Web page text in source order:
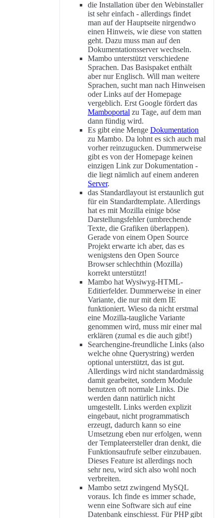
die Installation über den Webinstaller
ist sehr einfach - allerdings findet
man auf der Hauptseite nirgendwo
einen Hinweis, wie diese von statten
geht. Dazu muss man auf den
Dokumentationsserver wechseln.
Mambo unterstützt verschiedene
Sprachen. Das Basispaket enthält
aber nur Englisch. Will man weitere
Sprachen, sucht man nach Hinweisen
oder Links auf der Homepage
vergeblich. Erst Google fördert das
Mamboportal zu Tage, auf dem man
dann fündig wird.
Es gibt eine Menge Dokumentation
zu Mambo. Da lohnt es sich auch mal
vorher reinzugucken. Dummerweise
gibt es von der Homepage keinen
einzigen Link zur Dokumentation -
die liegt nämlich auf einem anderen
Server.
das Standardlayout ist erstaunlich gut
für ein Standardtemplate. Allerdings
hat es mit Mozilla einige böse
Darstellungsfehler (umbrechende
Texte, die Grafiken überlappen).
Gerade von einem Open Source
Projekt erwarte ich aber, das es
wenigstens den Open Source
Browser schlechthin (Mozilla)
korrekt unterstützt!
Mambo hat Wysiwyg-HTML-
Editierfelder. Dummerweise in einer
Variante, die nur mit dem IE
funktioniert. Wieso da nicht erstmal
eine Mozilla-taugliche Variante
genommen wird, muss mir einer mal
erklären (zumal es die auch gibt!)
Searchengine-freundliche Links (also
welche ohne Querystring) werden
optional unterstützt, das ist gut.
Allerdings wird nicht standardmässig
damit gearbeitet, sondern Module
benutzen oft normale Links. Die
werden dann natürlich nicht
umgestellt. Links werden explizit
eingebaut, nicht programmatisch
erzeugt, dadurch kann so eine
Umsetzung eben nur erfolgen, wenn
der Templateersteller dran denkt, die
Funktionsaufrufe selber einzubauen.
Dieses Feature ist allerdings noch
sehr neu, wird sich also wohl noch
verbreiten.
Mambo setzt zwingend MySQL
voraus. Ich finde es immer schade,
wenn eine Software sich auf eine
Datenbank einschiesst. Für PHP gibt